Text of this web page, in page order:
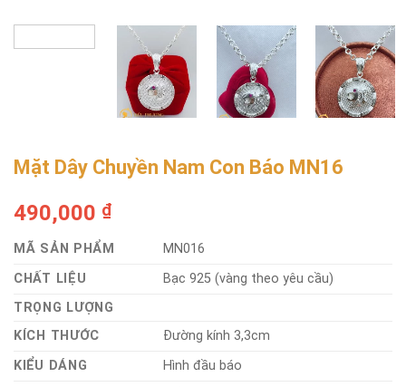
Mặt Dây Chuyền Nam Con Báo MN16
490,000 ₫
MÃ SẢN PHẨM
MN016
CHẤT LIỆU
Bạc 925 (vàng theo yêu cầu)
TRỌNG LƯỢNG
KÍCH THƯỚC
Đường kính 3,3cm
KIỂU DÁNG
Hình đầu báo